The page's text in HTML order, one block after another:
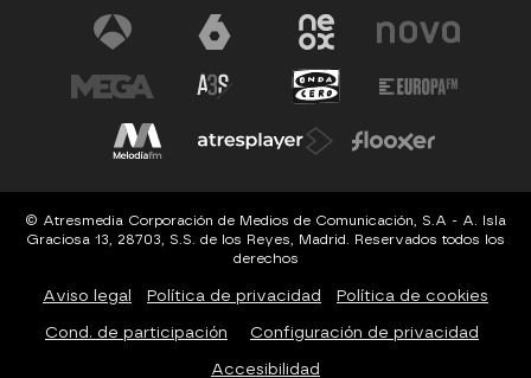
© Atresmedia Corporación de Medios de Comunicación, S.A - A. Isla
Graciosa 13, 28703, S.S. de los Reyes, Madrid. Reservados todos los
derechos
Aviso legal Política de privacidad Política de cookies
Cond. de participación Configuración de privacidad
Accesibilidad